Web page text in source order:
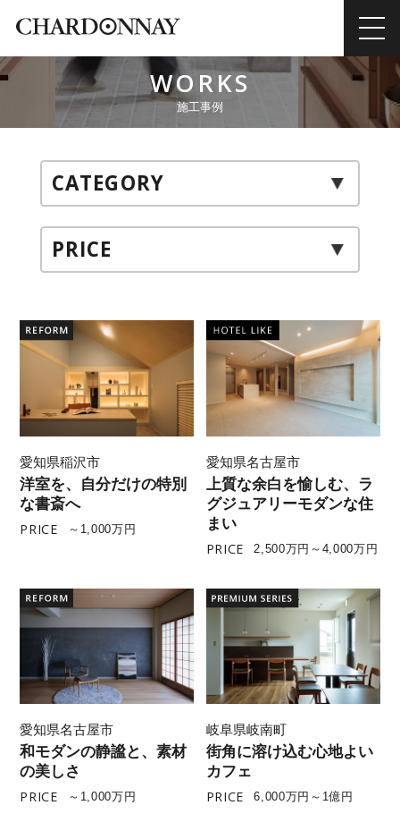
WORKS
施工事例
愛知県稲沢市
洋室を、自分だけの特別
な書斎へ
PRICE
～1,000万円
愛知県名古屋市
上質な余白を愉しむ、ラ
グジュアリーモダンな住
まい
PRICE
2,500万円～4,000万円
愛知県名古屋市
和モダンの静謐と、素材
の美しさ
PRICE
～1,000万円
岐阜県岐南町
街角に溶け込む心地よい
カフェ
PRICE
6,000万円～1億円